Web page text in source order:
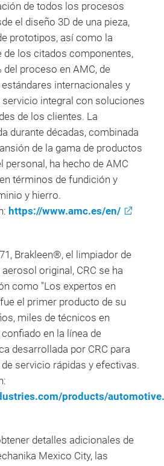
de todos los procesos
el diseño 3D de una pieza,
prototipos, así como la
de los citados componentes,
del proceso en AMC, de
internacionales y
servicio integral con soluciones
de los clientes. La
durante décadas, combinada
de la gama de productos
personal, ha hecho de AMC
términos de fundición y
y hierro.
https://www.amc.es/en/
Brakleen®, el limpiador de
original, CRC se ha
como "Los expertos en
el primer producto de su
miles de técnicos en
en la línea de
desarrollada por CRC para
servicio rápidas y efectivas.
products/
detalles adicionales de
Mexico City, las